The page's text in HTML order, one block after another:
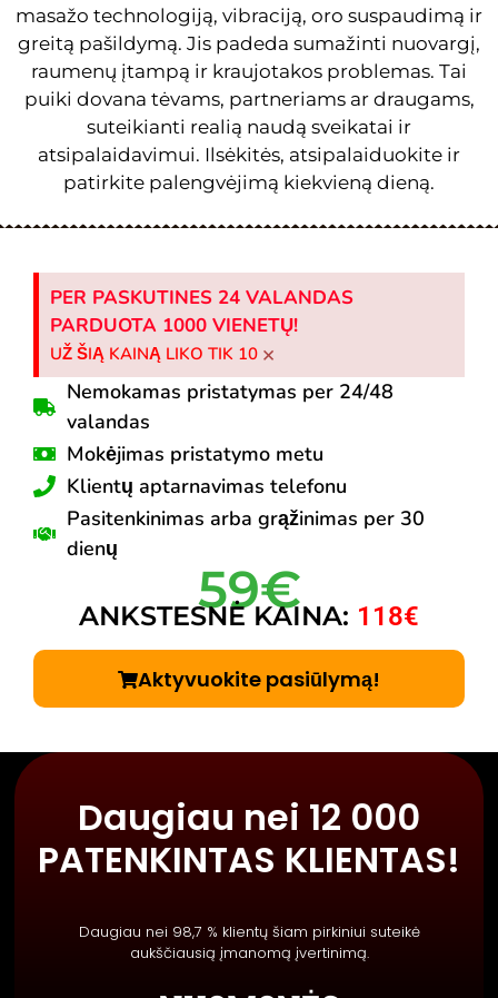
masažo technologiją, vibraciją, oro suspaudimą ir
greitą pašildymą. Jis padeda sumažinti nuovargį,
raumenų įtampą ir kraujotakos problemas. Tai
puiki dovana tėvams, partneriams ar draugams,
suteikianti realią naudą sveikatai ir
atsipalaidavimui. Ilsėkitės, atsipalaiduokite ir
patirkite palengvėjimą kiekvieną dieną.
PER PASKUTINES 24 VALANDAS
PARDUOTA 1000 VIENETŲ!
UŽ ŠIĄ KAINĄ LIKO TIK 10 ×
Nemokamas pristatymas per 24/48
valandas
Mokėjimas pristatymo metu
Klientų aptarnavimas telefonu
Pasitenkinimas arba grąžinimas per 30
dienų
59€
ANKSTESNĖ KAINA: 118€
Aktyvuokite pasiūlymą!
Daugiau nei 12 000
PATENKINTAS KLIENTAS!
Daugiau nei 98,7 % klientų šiam pirkiniui suteikė
aukščiausią įmanomą įvertinimą.